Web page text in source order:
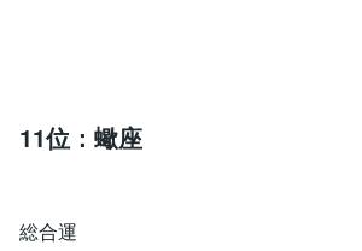
11位：蠍座
総合運